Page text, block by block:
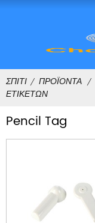
ΣΠΊΤΙ ΠΡΟΪΌΝΤΑ
ΕΤΙΚΕΤΏΝ
Pencil Tag